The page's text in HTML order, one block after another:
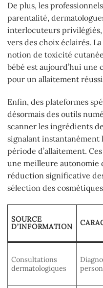
De plus, les
parentalité,
interlocuteurs
vers des choix éclairés.
notion de toxicité
bébé est aujourd’hui une
pour un allaitement
Enfin, des plateformes
désormais des outils
scanner les ingrédients
signalant
période d’allaitement.
une meilleure autonomie
réduction significative
sélection des
SOURCE
D’INFORMATION
Consultations
dermatologiques